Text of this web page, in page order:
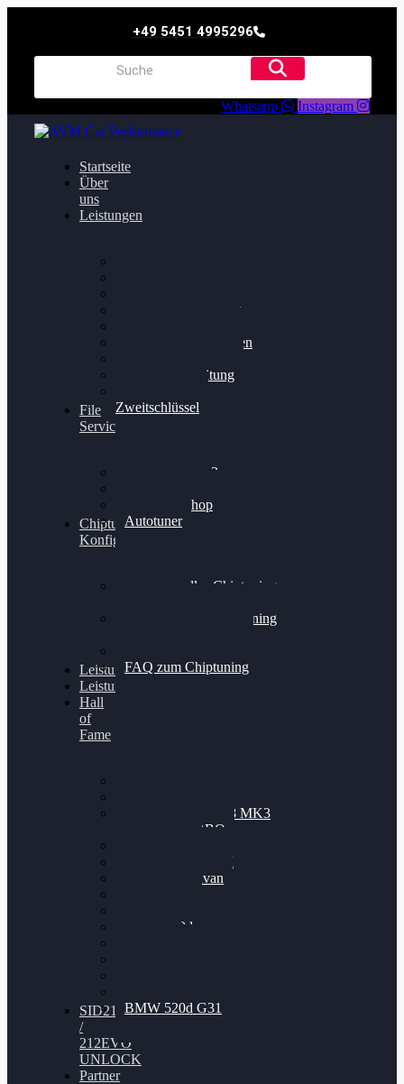
+49 5451 4995296
Whatsapp Instagram
Startseite
Über
uns
Leistungen
Getriebeoptimierung
Bremsscheiben planen
Felgenaufbereitung
Zweitschlüssel
File
Service
Alientech Kess3
Alientech Shop
Autotuner
Chiptuning
Konfigurator
Professionelles Chiptuning
Professionelles Chiptuning
FAQ zum Chiptuning
Leistungsmessung
Leistungsprüfstand
Hall
of
Fame
Nissan GT-R35 3.8 MK3
V6 TWINTURBO
VW Passat 2.0TDI
VW T6 Multivan
BMW 120d
BMW 520d G31
SID212
/
212EVO
UNLOCK
Partner